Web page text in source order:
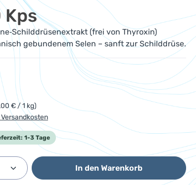
Kps
(frei von Thyroxin)
gebundenem Selen – sanft zur Schilddrüse.
€ / 1 kg)
1-3 Tage
Gib den gewünschten Wert ein
In den Warenkorb